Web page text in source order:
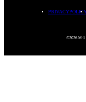
©2026.M-1